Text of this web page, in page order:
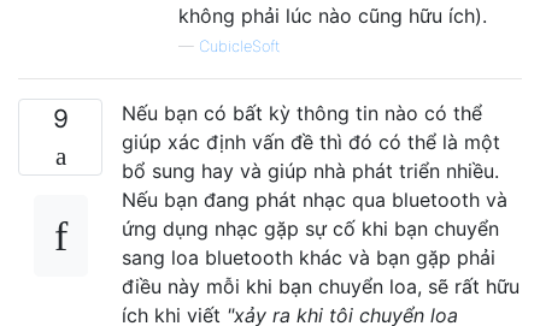
không phải lúc nào cũng hữu ích).
— CubicleSoft
9
Nếu bạn có bất kỳ thông tin nào có thể
giúp xác định vấn đề thì đó có thể là một
bổ sung hay và giúp nhà phát triển nhiều.
Nếu bạn đang phát nhạc qua bluetooth và
ứng dụng nhạc gặp sự cố khi bạn chuyển
sang loa bluetooth khác và bạn gặp phải
điều này mỗi khi bạn chuyển loa, sẽ rất hữu
ích khi viết "xảy ra khi tôi chuyển loa